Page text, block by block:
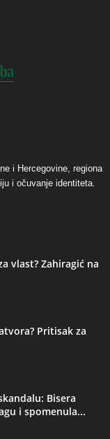
i Hercegovine, regiona
i očuvanje identiteta.
vlast? Zahiragić na
Pritisak za
Bisera
i spomenula...